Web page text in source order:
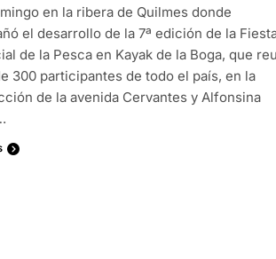
en la ribera de Quilmes donde
el desarrollo de la 7ª edición de la
de la Pesca en Kayak de la Boga, que
300 participantes de todo el país, en la
de la avenida Cervantes y Alfonsina